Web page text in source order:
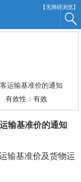
【无障碍浏览】
运输基准价的通知
有效性：有效
输基准价的通知
基准价及货物运